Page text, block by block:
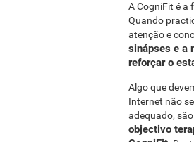
A CogniFit é a
Quando
atenção e
sinápses e a
reforçar o
Algo que
Internet não
adequado,
objectivo